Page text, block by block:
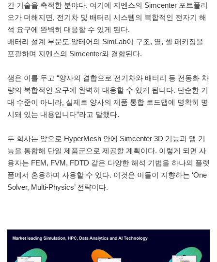
간 기술을 축적한 분야다. 여기에 지멘스의 Simcenter 포트폴리
오가 더해지면, 전기차 및 배터리 시스템의 복합적인 전자기 해
석 요구에 완벽히 대응할 수 있게 된다.
배터리 설계 부문도 알테어의 SimLab이 구조, 열, 셀 패키징을
포괄하며 지멘스의 Simcenter와 결합된다.
샘은 이를 두고 “양사의 결합으로 전기차와 배터리 등 전동화 차
량의 복합적인 요구에 완벽히 대응할 수 있게 됩니다. 단순한 기
대 수준이 아니라, 실제로 양사의 제품 통합 로드맵에 명확히 명
시돼 있는 내용입니다”라고 말했다.
두 회사는 앞으로 HyperMesh 안에 Simcenter 3D 기능과 맵 기
능을 통합해 단일 제품군으로 제공할 계획이다. 이렇게 되면 사
용자는 FEM, FVM, FDTD 같은 다양한 해석 기법을 하나의 플랫
폼에서 혼용하며 사용할 수 있다. 이것은 이들이 지향하는 ‘One
Solver, Multi-Physics’ 전략이다.